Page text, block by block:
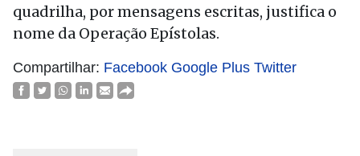
quadrilha, por mensagens escritas, justifica o
nome da Operação Epístolas.
Compartilhar: Facebook Google Plus Twitter